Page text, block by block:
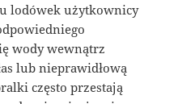
lodówek użytkownicy
wody wewnątrz
lub nieprawidłową
często przestają